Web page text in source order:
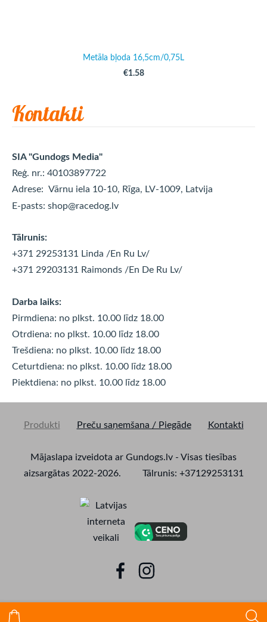
Kontakti
SIA "Gundogs Media"
Reģ. nr.: 40103897722
Adrese: Vārnu iela 10-10, Rīga, LV-1009, Latvija
E-pasts: shop@racedog.lv
Tālrunis:
+371 29253131 Linda /En Ru Lv/
+371 29203131 Raimonds /En De Ru Lv/
Darba laiks:
Pirmdiena: no plkst. 10.00 līdz 18.00
Otrdiena: no plkst. 10.00 līdz 18.00
Trešdiena: no plkst. 10.00 līdz 18.00
Ceturtdiena: no plkst. 10.00 līdz 18.00
Piektdiena: no plkst. 10.00 līdz 18.00
Metāla bļoda 16,5cm/0,75L
€1.58
Produkti Preču saņemšana / Piegāde Kontakti
Mājaslapa izveidota ar Gundogs.lv - Visas tiesības
aizsargātas 2022-2026. Tālrunis: +37129253131